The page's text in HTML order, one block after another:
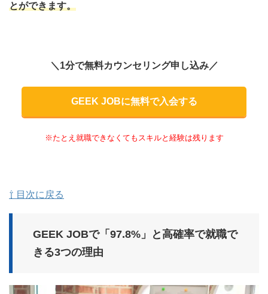
とができます。
＼1分で無料カウンセリング申し込み／
GEEK JOBに無料で入会する
※たとえ就職できなくてもスキルと経験は残ります
⇧ 目次に戻る
GEEK JOBで「97.8%」と高確率で就職で
きる3つの理由